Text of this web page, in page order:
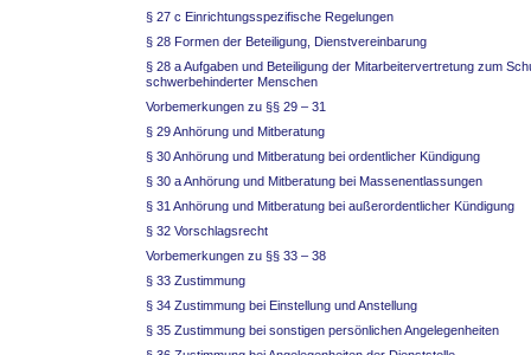
§ 27 c Einrichtungsspezifische Regelungen
§ 28 Formen der Beteiligung, Dienstvereinbarung
§ 28 a Aufgaben und Beteiligung der Mitarbeitervertretung zum
schwerbehinderter Menschen
Vorbemerkungen zu §§ 29 – 31
§ 29 Anhörung und Mitberatung
§ 30 Anhörung und Mitberatung bei ordentlicher Kündigung
§ 30 a Anhörung und Mitberatung bei Massenentlassungen
§ 31 Anhörung und Mitberatung bei außerordentlicher Kündigung
§ 32 Vorschlagsrecht
Vorbemerkungen zu §§ 33 – 38
§ 33 Zustimmung
§ 34 Zustimmung bei Einstellung und Anstellung
§ 35 Zustimmung bei sonstigen persönlichen Angelegenheiten